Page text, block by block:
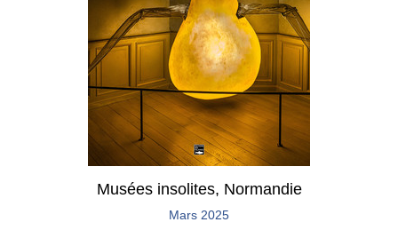
Musées insolites, Normandie
Mars 2025